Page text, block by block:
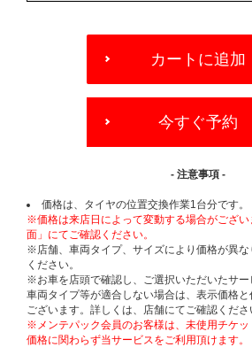
OPTIONS
カートに追加
今すぐ予約
- 注意事項 -
価格は、タイヤの位置交換作業1台分です。
※価格は来店日によって変動する場合がござ
面」にてご確認ください。
※店舗、車両タイプ、サイズにより価格が異
ください。
※お車を店頭で確認し、ご選択いただいたサー
車両タイプ等が適合しない場合は、表示価格
ございます。詳しくは、店舗にてご確認くださ
※メンテパック会員のお客様は、未使用チケ
価格に関わらず当サービスをご利用頂けます。